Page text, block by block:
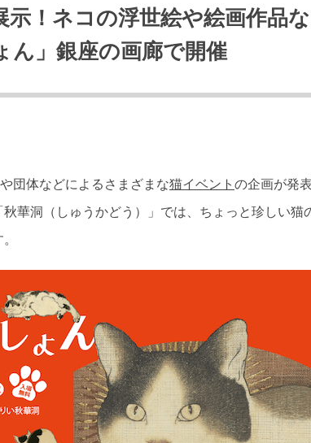
示！ネコの浮世絵や絵画作品
ん」銀座の画廊で開催
団体などによるさまざまな猫イベント の企画が発
華洞（しゅうかどう）」では、ちょっと珍しい猫